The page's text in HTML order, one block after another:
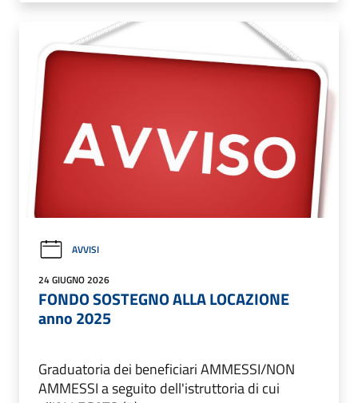
AVVISI
24 GIUGNO 2026
FONDO SOSTEGNO ALLA LOCAZIONE
anno 2025
Graduatoria dei beneficiari AMMESSI/NON
AMMESSI a seguito dell'istruttoria di cui